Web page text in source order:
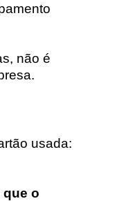
não é
usada:
o